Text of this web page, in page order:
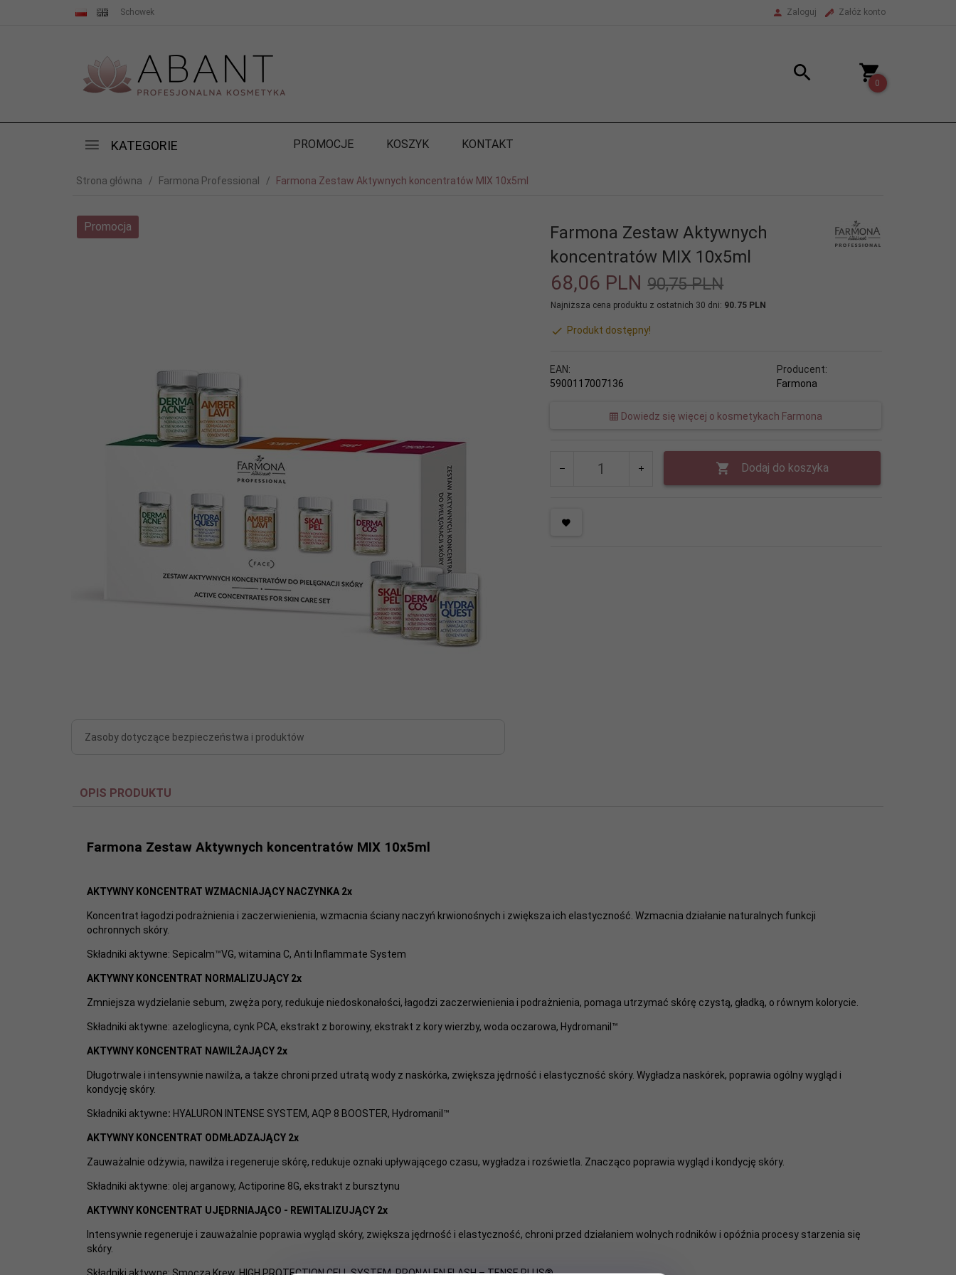
Schowek Zaloguj Załóż konto
0
KATEGORIE PROMOCJE KOSZYK KONTAKT
Strona główna Farmona Professional Farmona Zestaw Aktywnych koncentratów MIX 10x5ml
Promocja
Zasoby dotyczące bezpieczeństwa i produktów
Farmona Zestaw Aktywnych
koncentratów MIX 10x5ml
68,06 PLN 90,75 PLN
Najniższa cena produktu z ostatnich 30 dni: 90.75 PLN
Produkt dostępny!
EAN:
5900117007136
Producent:
Farmona
Dowiedz się więcej o kosmetykach Farmona
Dodaj do koszyka
OPIS PRODUKTU
Farmona Zestaw Aktywnych koncentratów MIX 10x5ml
AKTYWNY KONCENTRAT WZMACNIAJĄCY NACZYNKA 2x
Koncentrat łagodzi podrażnienia i zaczerwienienia, wzmacnia ściany naczyń krwionośnych i zwiększa ich elastyczność. Wzmacnia działanie naturalnych funkcji
ochronnych skóry.
Składniki aktywne: Sepicalm™VG, witamina C, Anti Inflammate System
AKTYWNY KONCENTRAT NORMALIZUJĄCY 2x
Zmniejsza wydzielanie sebum, zwęża pory, redukuje niedoskonałości, łagodzi zaczerwienienia i podrażnienia, pomaga utrzymać skórę czystą, gładką, o równym kolorycie.
Składniki aktywne: azeloglicyna, cynk PCA, ekstrakt z borowiny, ekstrakt z kory wierzby, woda oczarowa, Hydromanil™
AKTYWNY KONCENTRAT NAWILŻAJĄCY 2x
Długotrwale i intensywnie nawilża, a także chroni przed utratą wody z naskórka, zwiększa jędrność i elastyczność skóry. Wygładza naskórek, poprawia ogólny wygląd i
kondycję skóry.
Składniki aktywne: HYALURON INTENSE SYSTEM, AQP 8 BOOSTER, Hydromanil™
AKTYWNY KONCENTRAT ODMŁADZAJĄCY 2x
Zauważalnie odżywia, nawilża i regeneruje skórę, redukuje oznaki upływającego czasu, wygładza i rozświetla. Znacząco poprawia wygląd i kondycję skóry.
Składniki aktywne: olej arganowy, Actiporine 8G, ekstrakt z bursztynu
AKTYWNY KONCENTRAT UJĘDRNIAJĄCO - REWITALIZUJĄCY 2x
Intensywnie regeneruje i zauważalnie poprawia wygląd skóry, zwiększa jędrność i elastyczność, chroni przed działaniem wolnych rodników i opóźnia procesy starzenia się
skóry.